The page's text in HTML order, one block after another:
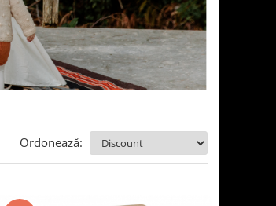
Ordonează: